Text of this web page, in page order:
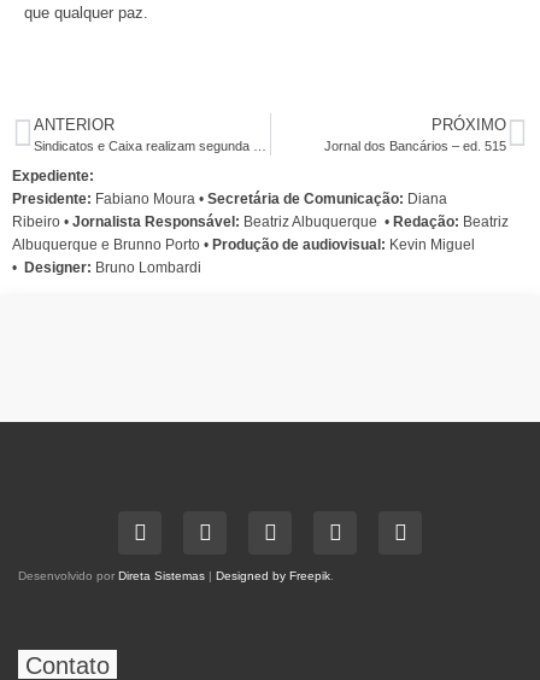
que qualquer paz.
ANTERIOR PRÓXIMO
Jornal dos Bancários – ed. 515
Expediente:
Presidente: Fabiano Moura • Secretária de Comunicação: Diana
Ribeiro • Jornalista Responsável: Beatriz Albuquerque • Redação: Beatriz
Albuquerque e Brunno Porto • Produção de audiovisual: Kevin Miguel
• Designer: Bruno Lombardi
Desenvolvido por Direta Sistemas Designed by Freepik.
Contato